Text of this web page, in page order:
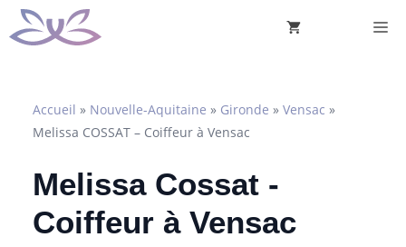
Aller
au
Accueil » Nouvelle-Aquitaine » Gironde » Vensac »
Melissa COSSAT – Coiffeur à Vensac
Melissa Cossat -
Coiffeur à Vensac